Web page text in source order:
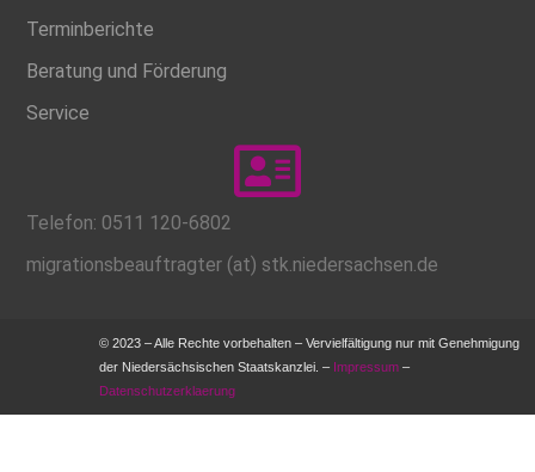
Terminberichte
Beratung und Förderung
Service
Telefon: 0511 120-6802
migrationsbeauftragter (at) stk.niedersachsen.de
© 2023 – Alle Rechte vorbehalten – Vervielfältigung nur mit Genehmigung
der Niedersächsischen Staatskanzlei. – Impressum –
Datenschutzerklaerung